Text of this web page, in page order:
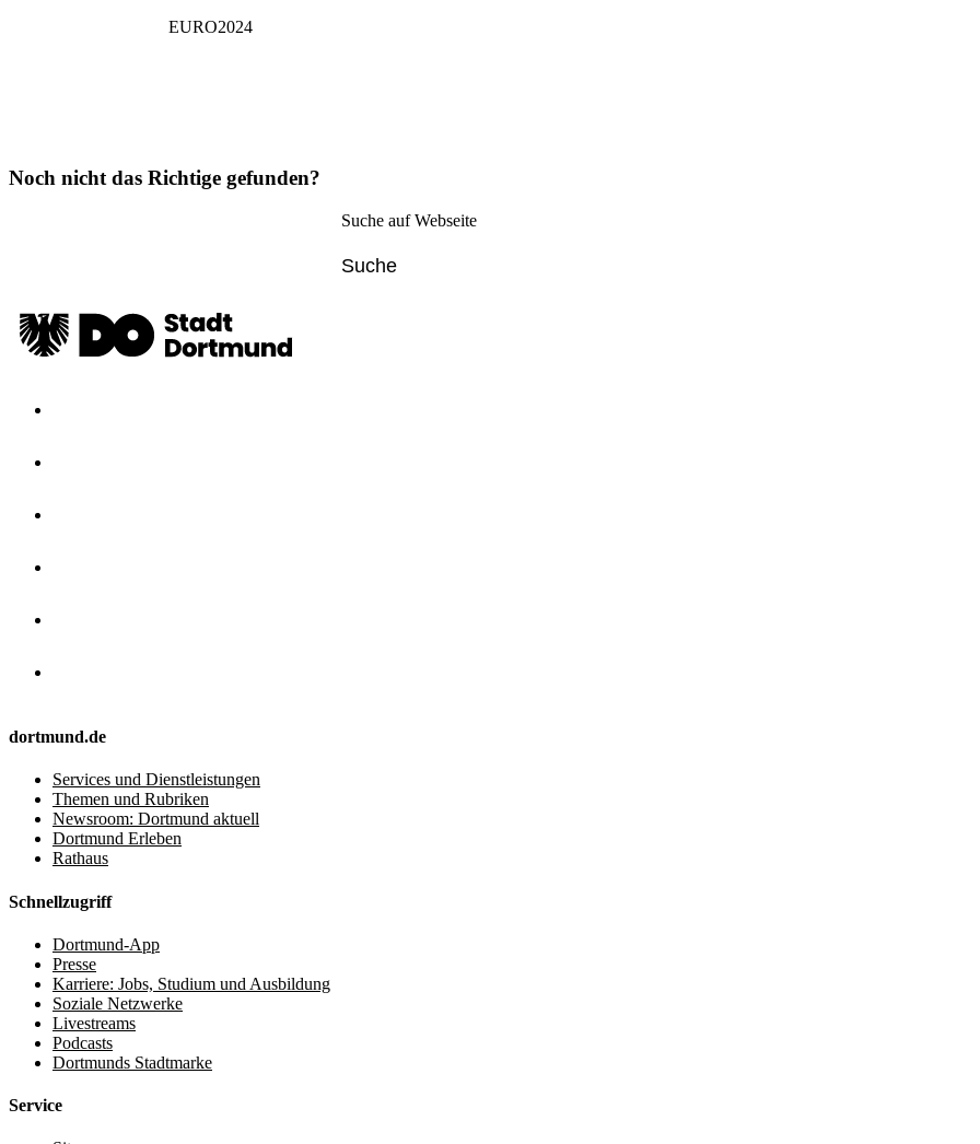
EURO2024
Noch nicht das Richtige gefunden?
Suche auf Webseite
dortmund.de
Services und Dienstleistungen
Themen und Rubriken
Newsroom: Dortmund aktuell
Dortmund Erleben
Rathaus
Schnellzugriff
Dortmund-App
Presse
Karriere: Jobs, Studium und Ausbildung
Soziale Netzwerke
Livestreams
Podcasts
Dortmunds Stadtmarke
Service